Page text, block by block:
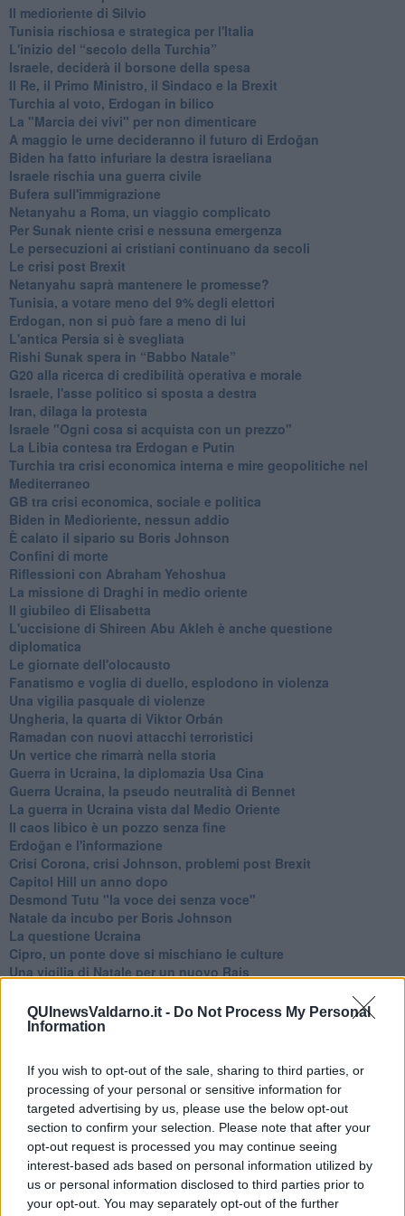
QUInewsValdarno.it - Do Not Process My Personal
Information
If you wish to opt-out of the sale, sharing to third parties, or
processing of your personal or sensitive information for
targeted advertising by us, please use the below opt-out
section to confirm your selection. Please note that after your
opt-out request is processed you may continue seeing
interest-based ads based on personal information utilized by
us or personal information disclosed to third parties prior to
your opt-out. You may separately opt-out of the further
Il medioriente di Silvio
Tunisia rischiosa e strategica per l'Italia
L'inizio del “secolo della Turchia”
Israele, deciderà il borsone della spesa
Il Re, il Primo Ministro, il Sindaco e la Brexit
Turchia al voto, Erdogan in bilico
La "Marcia dei vivi" per non dimenticare
A maggio le urne decideranno il futuro di Erdoğan
Biden ha fatto infuriare la destra israeliana
Israele rischia una guerra civile
Bufera sull'immigrazione
Netanyahu a Roma, un viaggio complicato
Per Sunak niente crisi e nessuna emergenza
Le persecuzioni ai cristiani continuano da secoli
Le crisi post Brexit
Netanyahu saprà mantenere le promesse?
Tunisia, a votare meno del 9% degli elettori
Erdogan, non si può fare a meno di lui
L'antica Persia si è svegliata
Rishi Sunak spera in “Babbo Natale”
G20 alla ricerca di credibilità operativa e morale
Israele, l'asse politico si sposta a destra
Iran, dilaga la protesta
Israele "Ogni cosa si acquista con un prezzo"
La Libia contesa tra Erdogan e Putin
Turchia tra crisi economica interna e mire geopolitiche nel
Mediterraneo
GB tra crisi economica, sociale e politica
Biden in Medioriente, nessun addio
È calato il sipario su Boris Johnson
Confini di morte
Riflessioni con Abraham Yehoshua
La missione di Draghi in medio oriente
Il giubileo di Elisabetta
L'uccisione di Shireen Abu Akleh è anche questione
diplomatica
Le giornate dell'olocausto
Fanatismo e voglia di duello, esplodono in violenza
Una vigilia pasquale di violenze
Ungheria, la quarta di Viktor Orbán
Ramadan con nuovi attacchi terroristici
Un vertice che rimarrà nella storia
Guerra in Ucraina, la diplomazia Usa Cina
Guerra Ucraina, la pseudo neutralità di Bennet
La guerra in Ucraina vista dal Medio Oriente
​Il caos libico è un pozzo senza fine
Erdoğan e l'informazione
Crisi Corona, crisi Johnson, problemi post Brexit
Capitol Hill un anno dopo
Desmond Tutu "la voce dei senza voce"
Natale da incubo per Boris Johnson
La questione Ucraina
Cipro, un ponte dove si mischiano le culture
Una vigilia di Natale per un nuovo Rais
Erdogan continua a sfidare l'Occidente
Libano, collasso economico e guerra civile
L'AUKUS e il Quad
Biden, primo presidente USA non in guerra
Papa Bergoglio vedrà Viktor Orbán
Bennet, un giorno in attesa di Biden
Il ritorno dei talebani
​La lenta agonia del Libano
Sudafrica, è allarme alimentare
Usa di nuovo al centro della geopolitica internazionale
L’appuntamento di Israele con il cambiamento